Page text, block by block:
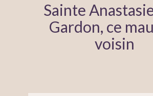
Sainte
Gardon, ce
voisin